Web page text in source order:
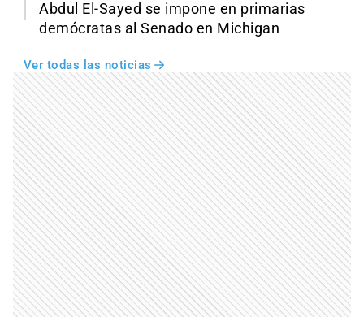
Abdul El-Sayed se impone en primarias
demócratas al Senado en Michigan
Ver todas las noticias